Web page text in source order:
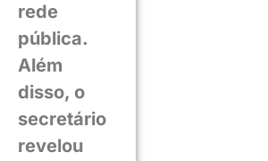
rede
pública.
Além
disso, o
secretário
revelou